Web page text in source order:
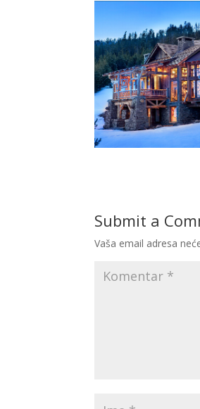
Submit a
Vaša email adresa